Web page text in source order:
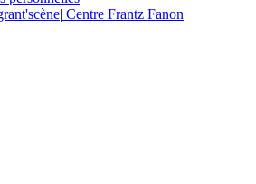
| Centre Frantz Fanon